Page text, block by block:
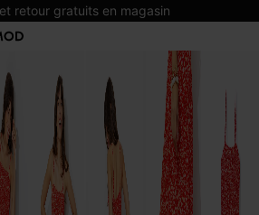
et retour gratuits en magasin